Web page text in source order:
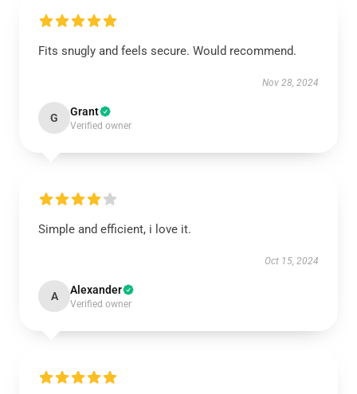
Fits snugly and feels secure. Would recommend.
Nov 28, 2024
G Grant
Verified owner
Simple and efficient, i love it.
Oct 15, 2024
A Alexander
Verified owner